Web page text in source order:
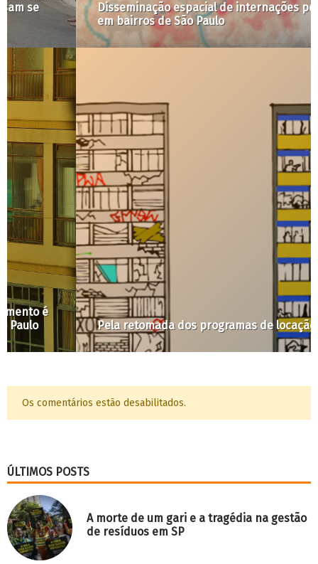
Disseminação espacial de internações por COVID
em bairros de São Paulo
Pela retomada dos programas de locação social
Os comentários estão desabilitados.
ÚLTIMOS POSTS
A morte de um gari e a tragédia na gestão
de resíduos em SP